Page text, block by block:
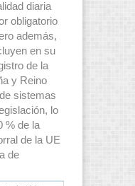
diaria
obligatorio
además,
en su
de la
y Reino
sistemas
lo
% de la
de la UE
de